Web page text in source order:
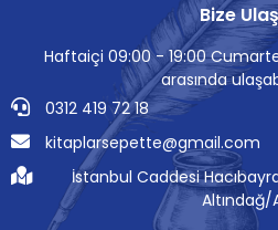
Bize
Haftaiçi 09:00 - 19:00
arasında
0312 419 72 18
kitaplarsepette@gmail.com
İstanbul Caddesi
Altındağ/